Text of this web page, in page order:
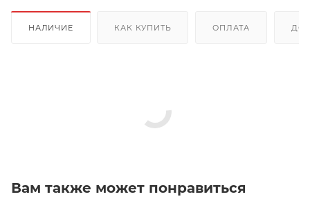
НАЛИЧИЕ КАК КУПИТЬ ОПЛАТА
Вам также может понравиться